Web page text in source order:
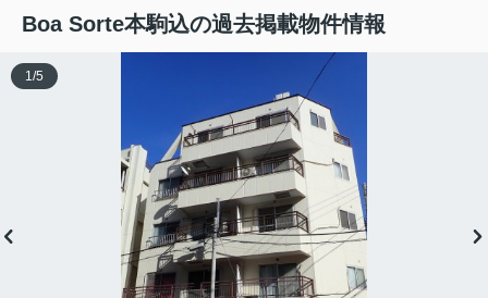
Boa Sorte本駒込の過去掲載物件情報
1 /5